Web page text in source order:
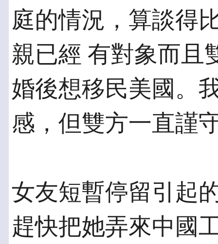
庭的情況，算談得
親已經 有對象而且
婚後想移民美國。
感，但雙方一直謹
女友短暫停留引起
趕快把她弄來中國